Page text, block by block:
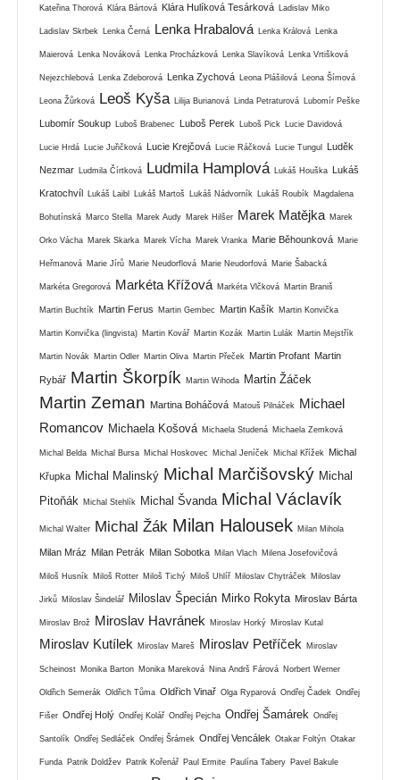
Kateřina Thorová Klára Bártová Klára Hulíková Tesárková Ladislav Miko
Ladislav Skrbek Lenka Černá Lenka Hrabalová Lenka Králová Lenka
Maierová Lenka Nováková Lenka Procházková Lenka Slavíková Lenka Vrtišková
Nejezchlebová Lenka Zdeborová Lenka Zychová Leona Plášilová Leona Šímová
Leona Žůrková Leoš Kyša Lilija Burianová Linda Petraturová Lubomír Peške
Lubomír Soukup Luboš Brabenec Luboš Perek Luboš Pick Lucie Davidová
Lucie Hrdá Lucie Juřičková Lucie Krejčová Lucie Ráčková Lucie Tungul Luděk
Nezmar Ludmila Čírtková Ludmila Hamplová Lukáš Houška Lukáš
Kratochvíl Lukáš Laibl Lukáš Martoš Lukáš Nádvorník Lukáš Roubík Magdalena
Bohutínská Marco Stella Marek Audy Marek Hilšer Marek Matějka Marek
Orko Vácha Marek Skarka Marek Vícha Marek Vranka Marie Běhounková Marie
Heřmanová Marie Jírů Marie Neudorflová Marie Neudorfová Marie Šabacká
Markéta Gregorová Markéta Křížová Markéta Vlčková Martin Braniš
Martin Buchtík Martin Ferus Martin Gembec Martin Kašík Martin Konvička
Martin Konvička (lingvista) Martin Kovář Martin Kozák Martin Lulák Martin Mejstřík
Martin Novák Martin Odler Martin Oliva Martin Přeček Martin Profant Martin
Rybář Martin Škorpík Martin Wihoda Martin Žáček
Martin Zeman Martina Boháčová Matouš Pilnáček
Michael
Romancov Michaela Košová Michaela Studená Michaela Zemková
Michal Belda Michal Bursa Michal Hoskovec Michal Jeníček Michal Křížek Michal
Křupka Michal Malinský Michal Marčišovský Michal
Pitoňák
Michal Stehlík Michal Švanda Michal Václavík
Michal Walter Michal Žák Milan Halousek Milan Mihola
Milan Mráz Milan Petrák Milan Sobotka Milan Vlach Milena Josefovičová
Miloš Husník Miloš Rotter Miloš Tichý Miloš Uhlíř Miloslav Chytráček Miloslav
Jirků Miloslav Šindelář Miloslav Špecián Mirko Rokyta Miroslav Bárta
Miroslav Brož Miroslav Havránek Miroslav Horký Miroslav Kutal
Miroslav Kutílek Miroslav Mareš Miroslav Petříček Miroslav
Scheinost Monika Barton Monika Mareková Nina Andrš Fárová Norbert Werner
Oldřich Semerák Oldřich Tůma Oldřich Vinař Olga Ryparová Ondřej Čadek Ondřej
Fišer Ondřej Holý Ondřej Kolář Ondřej Pejcha Ondřej Šamárek Ondřej
Santolík Ondřej Sedláček Ondřej Šrámek Ondřej Vencálek Otakar Foltýn Otakar
Funda Patrik Doldžev Patrik Kořenář Paul Ermite Paulína Tabery Pavel Bakule